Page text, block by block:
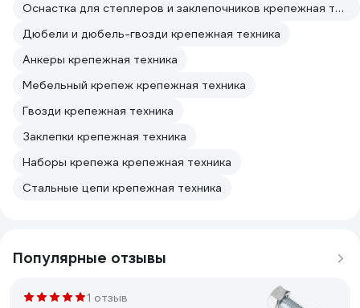
Оснастка для степлеров и заклепочников крепежная техника
Дюбели и дюбель-гвозди крепежная техника
Анкеры крепежная техника
Мебельный крепеж крепежная техника
Гвозди крепежная техника
Заклепки крепежная техника
Наборы крепежа крепежная техника
Стальные цепи крепежная техника
Популярные отзывы
1 отзыв